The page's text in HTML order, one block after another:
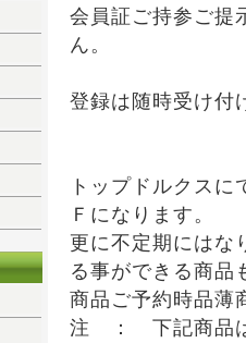
会員証ご持参ご提
ん。
登録は随時受け付
トップドルクス
Ｆになります。
更に不定期にはな
る事ができる商品
商品ご予約時品薄
注 ： 下記商品